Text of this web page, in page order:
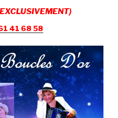
41 68 58